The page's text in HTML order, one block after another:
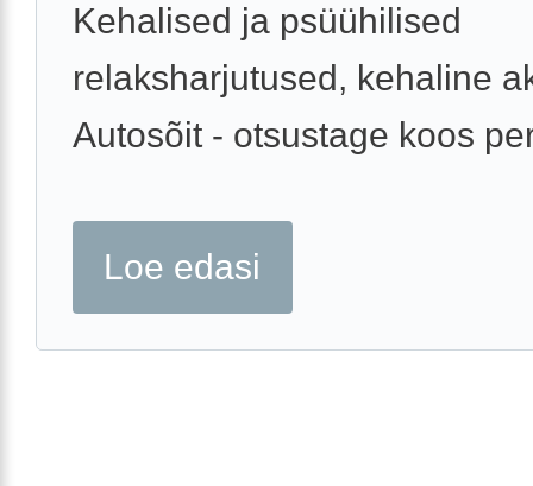
Kehalised ja psüühilised
relaksharjutused, kehaline
Autosõit - otsustage koos
Loe edasi